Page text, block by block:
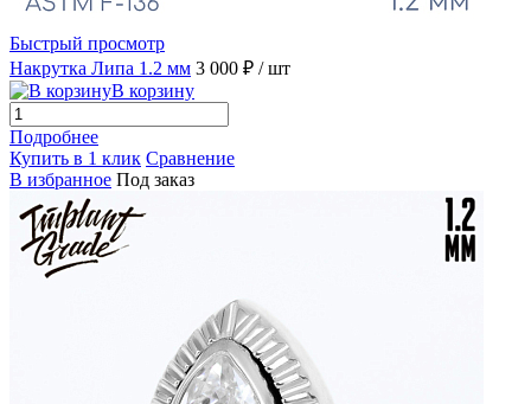
Быстрый просмотр
Накрутка Липа 1.2 мм 3 000 ₽ / шт
В корзину
Подробнее
Купить в 1 клик Сравнение
В избранное Под заказ